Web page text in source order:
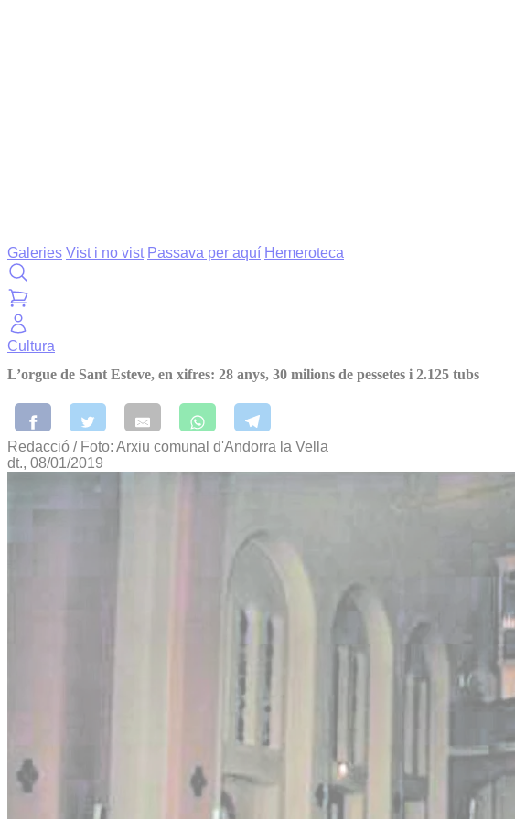
Galeries Vist i no vist Passava per aquí Hemeroteca
Cultura
L’orgue de Sant Esteve, en xifres: 28 anys, 30 milions de pessetes i 2.125 tubs
Redacció / Foto: Arxiu comunal d'Andorra la Vella
dt., 08/01/2019